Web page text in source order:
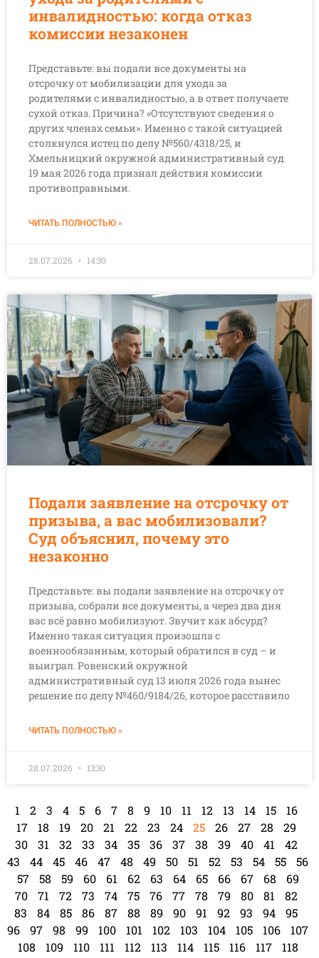
инвалидностью: когда отказ
комиссии незаконен
Представьте: вы подали все документы на
отсрочку от мобилизации для ухода за
родителями с инвалидностью, а в ответ получаете
сухой отказ. Причина? «Отсутствуют сведения о
других членах семьи». Именно с такой ситуацией
столкнулся истец по делу №560/4318/25, и
Хмельницкий окружной административный суд
19 мая 2026 года признал действия комиссии
противоправными.
ЧИТАТЬ ПОЛНОСТЬЮ »
28.07.2026 14:30
Подали заявление на отсрочку от
призыва, а вас мобилизовали?
Суд объяснил, почему это
незаконно
Представьте: вы подали заявление на отсрочку от
призыва, собрали все документы, а через два дня
вас всё равно мобилизуют. Звучит как абсурд?
Именно такая ситуация произошла с
военнообязанным, который обратился в суд – и
выиграл. Ровенский окружной
административный суд 13 июля 2026 года вынес
решение по делу №460/9184/26, которое расставило
ЧИТАТЬ ПОЛНОСТЬЮ »
28.07.2026 13:30
1 2 3 4 5 6 7 8 9 10 11 12 13 14 15
16
17
18 19 20 21 22 23 24 25 26 27 28
29
30
31 32 33 34 35 36 37 38 39 40 41
42
43
44 45 46 47 48 49 50 51 52 53 54 55
56
57
58 59 60 61 62 63 64 65 66 67 68
69
70
71 72 73 74 75 76 77 78 79 80 81
82
83
84 85 86 87 88 89 90 91 92 93 94
95
96
97 98 99 100 101 102 103 104 105 106
107
108
109 110 111 112 113 114 115 116 117
118